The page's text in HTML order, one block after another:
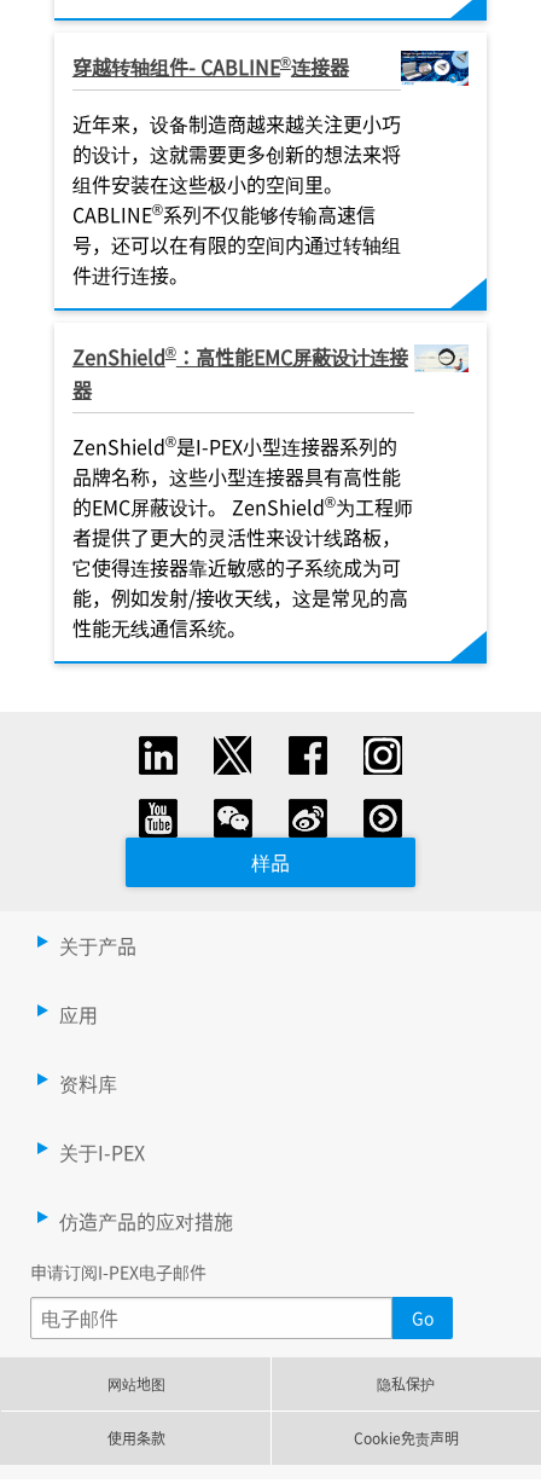
穿越转轴组件- CABLINE®连接器
近年来，设备制造商越来越关注更小巧
的设计，这就需要更多创新的想法来将
组件安装在这些极小的空间里。
CABLINE®系列不仅能够传输高速信
号，还可以在有限的空间内通过转轴组
件进行连接。
ZenShield®：高性能EMC屏蔽设计连接
器
ZenShield®是I-PEX小型连接器系列的
品牌名称，这些小型连接器具有高性能
的EMC屏蔽设计。 ZenShield®为工程师
者提供了更大的灵活性来设计线路板，
它使得连接器靠近敏感的子系统成为可
能，例如发射/接收天线，这是常见的高
性能无线通信系统。
样品
关于产品
应用
资料库
关于I-PEX
仿造产品的应对措施
申请订阅I-PEX电子邮件
网站地图 隐私保护
使用条款 Cookie免责声明